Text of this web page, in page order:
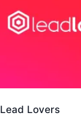
Lead Lovers